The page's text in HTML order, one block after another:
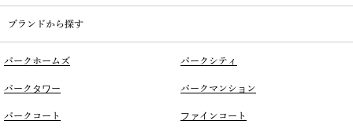
ブランドから探す
パークホームズ パークシティ
パークタワー パークマンション
パークコート ファインコート